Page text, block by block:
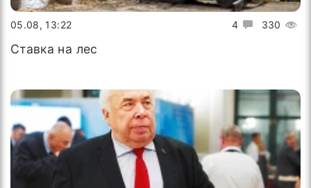
4 330
05.08, 13:22
Ставка на лес